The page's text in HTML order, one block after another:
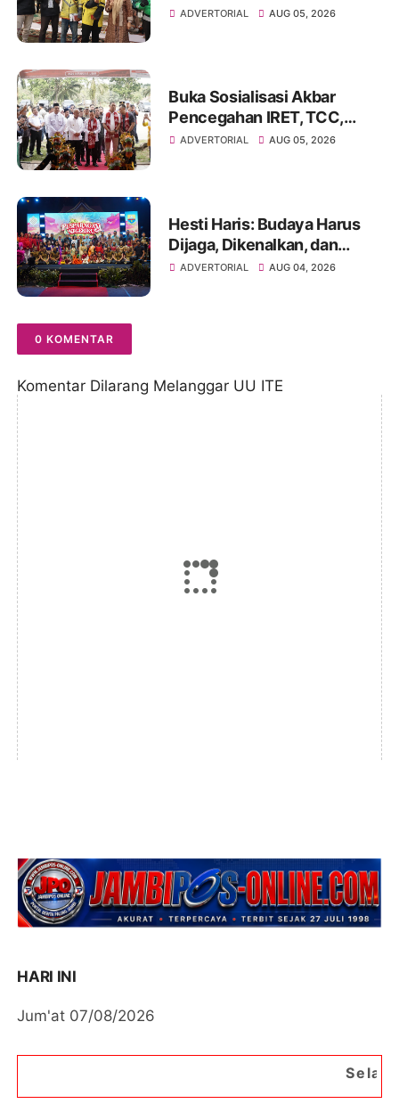
Literasi Keuangan dan
ADVERTORIAL AUG 05, 2026
Buka Sosialisasi Akbar
Pencegahan IRET, TCC,
Perundungan, dan Bahaya
ADVERTORIAL AUG 05, 2026
Hesti Haris: Budaya Harus
Dijaga, Dikenalkan, dan
Diwariskan
ADVERTORIAL AUG 04, 2026
0 KOMENTAR
Komentar Dilarang Melanggar UU ITE
HARI INI
Jum'at 07/08/2026
Selamat Datang di